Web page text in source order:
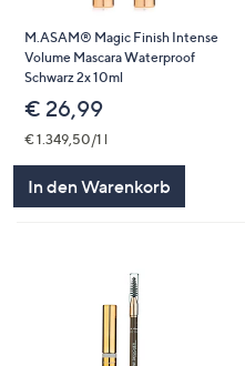
M.ASAM® Magic Finish Intense
Volume Mascara Waterproof
Schwarz 2x 10ml
€ 26,99
€ 1.349,50/1 l
In den Warenkorb